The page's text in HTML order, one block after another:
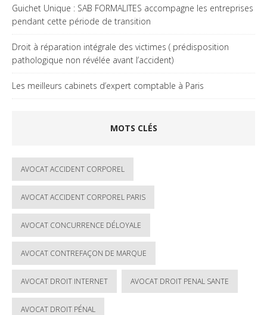
Guichet Unique : SAB FORMALITES accompagne les entreprises
pendant cette période de transition
Droit à réparation intégrale des victimes ( prédisposition
pathologique non révélée avant l’accident)
Les meilleurs cabinets d’expert comptable à Paris
MOTS CLÉS
AVOCAT ACCIDENT CORPOREL
AVOCAT ACCIDENT CORPOREL PARIS
AVOCAT CONCURRENCE DÉLOYALE
AVOCAT CONTREFAÇON DE MARQUE
AVOCAT DROIT INTERNET AVOCAT DROIT PENAL SANTE
AVOCAT DROIT PÉNAL